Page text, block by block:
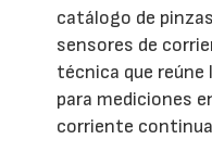
catálogo de
sensores de
técnica que
para mediciones
corriente continua